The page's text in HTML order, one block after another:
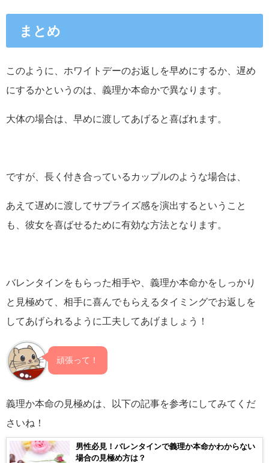
まとめ
このように、ホワイトデーのお返しを早めにするか、遅め
にするかというのは、義理か本命かで異なります。
大体の場合は、早めに渡してあげると喜ばれます。
ですが、長く付き合っているカップルのような場合は、
あえて遅めに渡してサプライズ感を演出するということ
も、彼女を喜ばせるために有効な方法となります。
バレンタインをもらった相手や、義理か本命かをしっかり
と見極めて、相手に喜んでもらえるタイミングでお返しを
してあげられるように工夫してあげましょう！
頑張って！
義理か本命の見極めは、以下の記事を参考にしてみてくだ
さいね！
男性必見！バレンタインで義理か本命かわからない
場合の見極め方は？